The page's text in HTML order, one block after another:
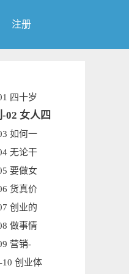
注册
四十岁
02 女人四
如何一
无论干
要做女
货真价
创业的
做事情
营销-
10 创业体